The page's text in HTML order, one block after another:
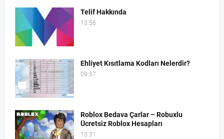
Telif Hakkında
13:56
Ehliyet Kısıtlama Kodları Nelerdir?
09:57
Roblox Bedava Çarlar – Robuxlu
Ücretsiz Roblox Hesapları
13:31